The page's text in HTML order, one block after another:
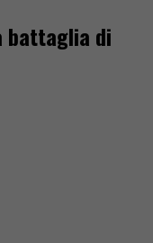
battaglia di